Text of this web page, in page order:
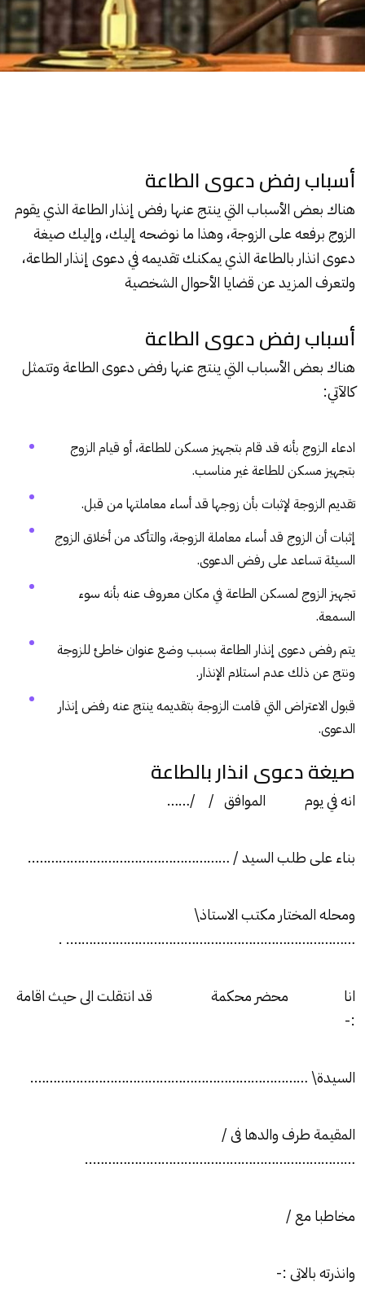
أسباب رفض دعوى الطاعة
هناك بعض الأسباب التي ينتج عنها رفض إنذار الطاعةالذي يقوم
الزوج برفعه على الزوجة، وهذا ما نوضحه إليك، وإليك صيغة
دعوى انذار بالطاعةالذي يمكنك تقديمه في دعوى إنذار الطاعة،
ولتعرف المزيد عن قضايا الأحوال الشخصية
أسباب رفض دعوى الطاعة
هناك بعض الأسباب التي ينتج عنها رفض دعوىالطاعةوتتمثل
كالآتي:
ادعاء الزوج بأنه قد قام بتجهيز مسكن للطاعة، أو قيام الزوج
بتجهيز مسكن للطاعة غير مناسب.
تقديم الزوجة لإثبات بأن زوجها قد أساء معاملتها من قبل.
إثبات أن الزوج قد أساء معاملة الزوجة، والتأكد من أخلاق الزوج
السيئة تساعد على رفض الدعوى.
تجهيز الزوج لمسكن الطاعة في مكان معروف عنه بأنه سوء
السمعة.
يتم رفض دعوى إنذار الطاعة بسبب وضع عنوان خاطئ للزوجة
ونتج عن ذلك عدم استلام الإنذار.
قبول الاعتراض التي قامت الزوجة بتقديمه ينتج عنه رفض إنذار
الدعوى.
صيغة دعوى انذار بالطاعة
انه في يوم الموافق / /……
بناء على طلب السيد / ……………………………………………..
ومحله المختار مكتب الاستاذ\
…………………………………………………………………. .
انا محضر محكمة قد انتقلت الى حيث اقامة
:-
السيدة\ ……………………………………………………………….
المقيمة طرف والدها فى /
……………………………………………………………..
مخاطبا مع /
وانذرته بالاتى :-